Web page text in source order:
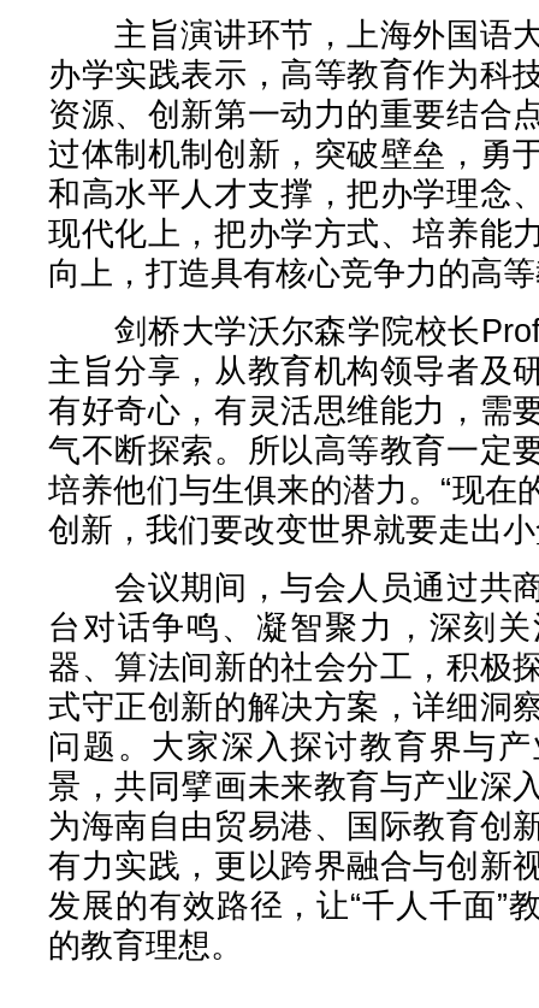
主旨演讲环节，上海外国语
办学实践表示，高等教育作为科
资源、创新第一动力的重要结合
过体制机制创新，突破壁垒，勇
和高水平人才支撑，把办学理念
现代化上，把办学方式、培养能
向上，打造具有核心竞争力的高
剑桥大学沃尔森学院校长Prof
主旨分享，从教育机构领导者及
有好奇心，有灵活思维能力，需
气不断探索。所以高等教育一定
培养他们与生俱来的潜力。“现在
创新，我们要改变世界就要走出小
会议期间，与会人员通过共
台对话争鸣、凝智聚力，深刻
器、算法间新的社会分工，积极
式守正创新的解决方案，详细洞
问题。大家深入探讨教育界与
景，共同擘画未来教育与产业深
为海南自由贸易港、国际教育创
有力实践，更以跨界融合与创新
发展的有效路径，让“千人千面”
的教育理想。